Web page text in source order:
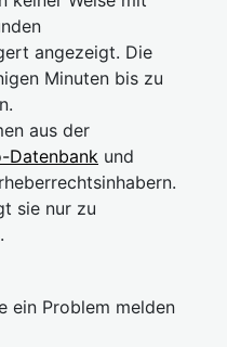
angezeigt. Die
Minuten bis zu
aus der
Datenbank und
sie nur zu
ein Problem melden